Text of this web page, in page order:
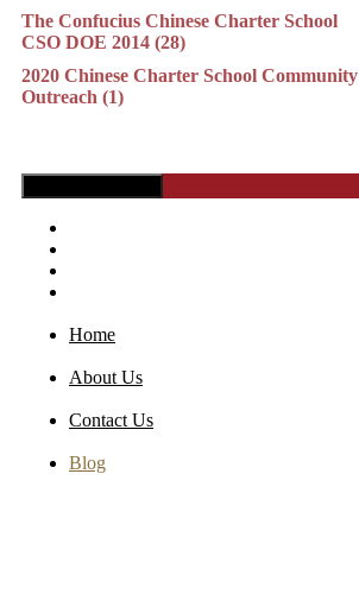
The Confucius Chinese Charter School
CSO DOE 2014 (28)
2020 Chinese Charter School Community
Outreach (1)
Home
About Us
Contact Us
Blog